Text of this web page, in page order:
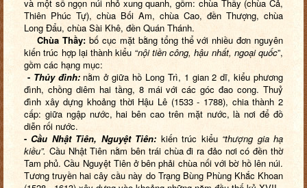
và một số ngọn núi nhỏ xung quanh, gồm: chùa Thầy (chùa Cả,
Thiên Phúc Tự), chùa Bối Am, chùa Cao, đền Thượng, chùa
Long Đẩu, chùa Sài Khê, đền Quán Thánh.
ChùaThầy:bố cục mặt bằng tổng thể với nhiều đơn nguyên
kiến trúc hợp lại thành kiểu “nội tiền công, hậu nhất, ngoại quốc”,
gồm các hạng mục:
- Thủy đình:nằm ở giữa hồ Long Trì, 1 gian 2 dĩ, kiểu phương
đình, chồng diêm hai tầng, 8 mái với các góc đao cong. Thuỷ
đình xây dựng khoảng thời Hậu Lê (1533 - 1788), chia thành 2
cấp: giữa ngập nước, hai bên cao trên mặt nước, là nơi để đồ
diễn rối nước.
- Cầu Nhật Tiên, Nguyệt Tiên: kiến trúc kiểu “thượng gia hạ
kiều”. Cầu Nhật Tiên nằm bên trái chùa đi ra đảo nơi có đền thờ
Tam phủ. Cầu Nguyệt Tiên ở bên phải chùa nối với bờ hồ lên núi.
Tương truyền hai cây cầu này do Trạng Bùng Phùng Khắc Khoan